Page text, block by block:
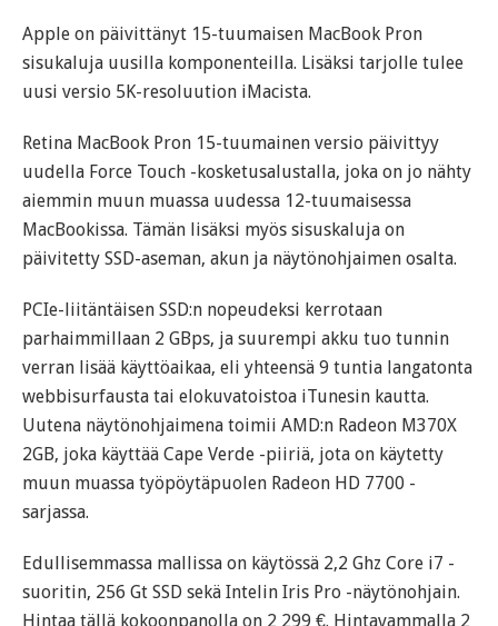
Apple on päivittänyt 15-tuumaisen MacBook Pron
sisukaluja uusilla komponenteilla. Lisäksi tarjolle tulee
uusi versio 5K-resoluution iMacista.
Retina MacBook Pron 15-tuumainen versio päivittyy
uudella Force Touch -kosketusalustalla, joka on jo nähty
aiemmin muun muassa uudessa 12-tuumaisessa
MacBookissa. Tämän lisäksi myös sisuskaluja on
päivitetty SSD-aseman, akun ja näytönohjaimen osalta.
PCIe-liitäntäisen SSD:n nopeudeksi kerrotaan
parhaimmillaan 2 GBps, ja suurempi akku tuo tunnin
verran lisää käyttöaikaa, eli yhteensä 9 tuntia langatonta
webbisurfausta tai elokuvatoistoa iTunesin kautta.
Uutena näytönohjaimena toimii AMD:n Radeon M370X
2GB, joka käyttää Cape Verde -piiriä, jota on käytetty
muun muassa työpöytäpuolen Radeon HD 7700 -
sarjassa.
Edullisemmassa mallissa on käytössä 2,2 Ghz Core i7 -
suoritin, 256 Gt SSD sekä Intelin Iris Pro -näytönohjain.
Hintaa tällä kokoonpanolla on 2 299 €. Hintavammalla 2